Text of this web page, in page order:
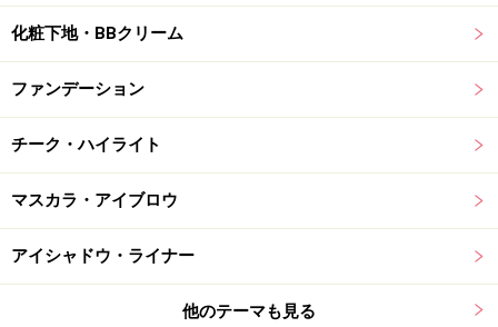
かりと保湿しながら染め上げるリンメルのオイルティン
す。006（バーガンディ）は、深みのある色が大人っぽ
さや色っぽさを演出。こなれ感のあるちょっとおしゃれ
な印象に仕上げてくれます。キャップにはミラーが付い
ているのでメイク直しの際にも便利。
化粧下地・BBクリーム
ファンデーション
チーク・ハイライト
マスカラ・アイブロウ
アイシャドウ・ライナー
他のテーマも見る